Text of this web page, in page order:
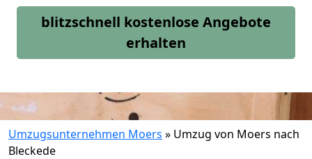
blitzschnell kostenlose Angebote
erhalten
Umzugsunternehmen Moers » Umzug von Moers nach
Bleckede